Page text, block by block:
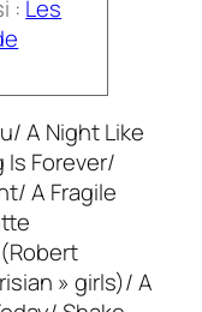
: Les
A Night Like
Forever/
A Fragile
» girls)/ A